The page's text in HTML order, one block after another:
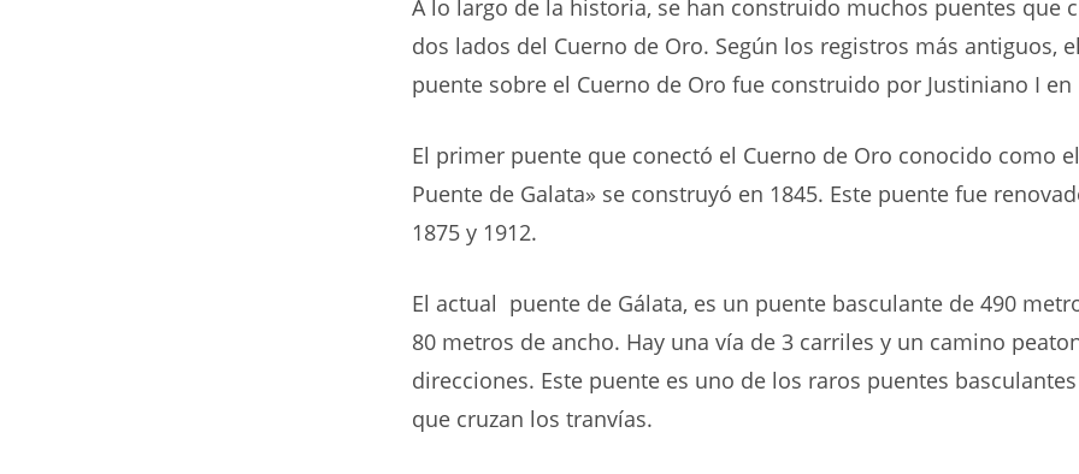
A lo largo de la historia, se han construido muchos puentes que
dos lados del Cuerno de Oro. Según los registros más antiguos,
puente sobre el Cuerno de Oro fue construido por Justiniano I en
El primer puente que conectó el Cuerno de Oro conocido como
Puente de Galata» se construyó en 1845. Este puente fue
1875 y 1912.
El actual puente de Gálata, es un puente basculante de 490
80 metros de ancho. Hay una vía de 3 carriles y un camino
direcciones. Este puente es uno de los raros puentes
que cruzan los tranvías.